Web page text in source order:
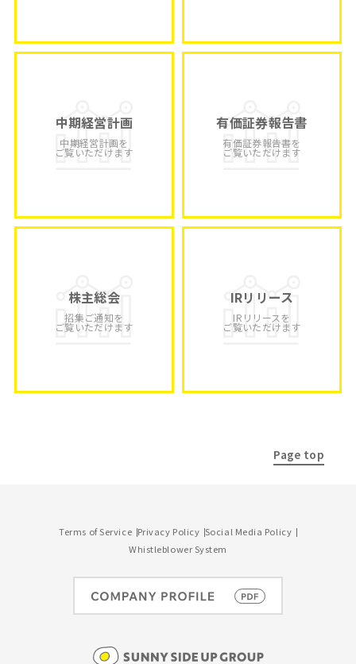
中期経営計画
中期経営計画を
ご覧いただけます
有価証券報告書
有価証券報告書を
ご覧いただけます
株主総会
招集ご通知を
ご覧いただけます
IRリリース
IRリリースを
ご覧いただけます
Page top
Terms of Service Privacy Policy Social Media Policy
Whistleblower System